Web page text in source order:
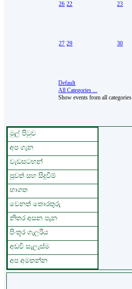
26 22 23
27 29 30
Default
All Categories ...
Show events from all categories
මුල් පිටුව
අප ගැන
වැඩසටහන්
පුවත් සහ සිදුවීම්
භාගත
වෙනත් තොරතුරු
නිතර අසන පැන
පිංතූර ගැලරිය
අඩවි සැලැස්ම
අප අමතන්න